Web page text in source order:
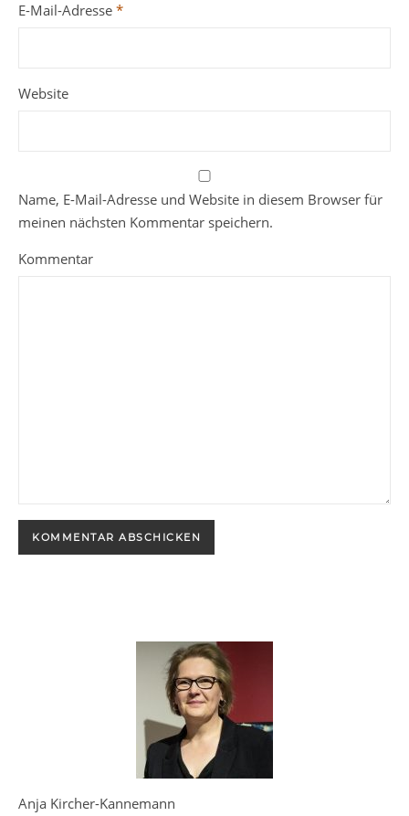
E-Mail-Adresse *
Website
Name, E-Mail-Adresse und Website in diesem Browser für
meinen nächsten Kommentar speichern.
Kommentar
Anja Kircher-Kannemann